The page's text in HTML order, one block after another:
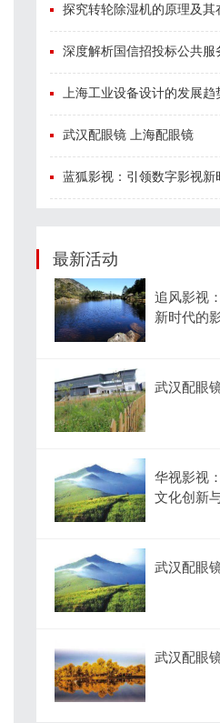
探究转轮除湿机的原理及其在现代
深度解析国信招投标公共服务平
上海工业设备设计的发展趋势
武汉配眼镜 上海配眼镜
蓝狐影视：引领数字影视新
最新活动
追风影视
新时代的
武汉配眼
华视影视
文化创新
武汉配眼
武汉配眼